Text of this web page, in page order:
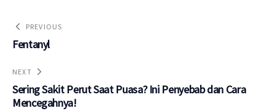
PREVIOUS
Fentanyl
NEXT
Sering Sakit Perut Saat Puasa? Ini Penyebab dan Cara
Mencegahnya!